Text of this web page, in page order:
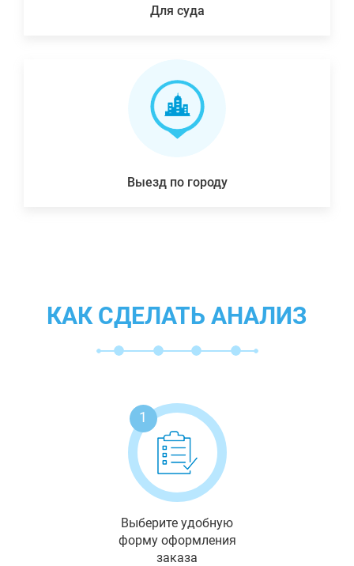
Для суда
Выезд по городу
КАК СДЕЛАТЬ АНАЛИЗ
1
Выберите удобную
форму оформления
заказа